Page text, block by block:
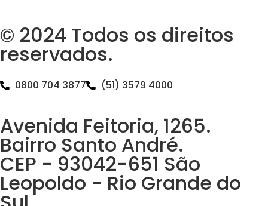
© 2024 Todos os direitos
reservados.
0800 704 3877 (51) 3579 4000
Avenida Feitoria, 1265.
Bairro Santo André.
CEP - 93042-651 São
Leopoldo - Rio Grande do